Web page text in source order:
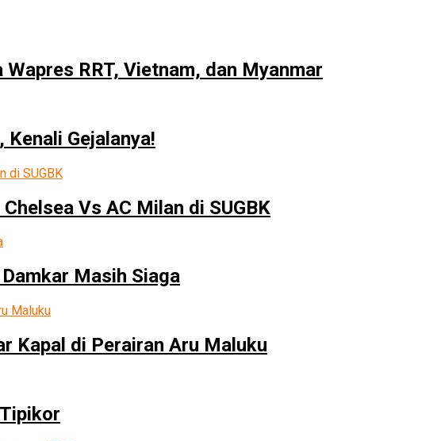
RRT, Vietnam, dan Myanmar
Gejalanya!
Vs AC Milan di SUGBK
Masih Siaga
Kapal di Perairan Aru Maluku